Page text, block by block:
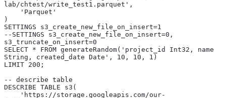
lab/chtest/write_test1.parquet',
    'Parquet'
)
SETTINGS s3_create_new_file_on_insert=1
--SETTINGS s3_create_new_file_on_insert=0,
s3_truncate_on_insert=0
SELECT * FROM generateRandom('project_id Int32, name
String, created_date Date', 10, 10, 1)
LIMIT 200;
-- describe table
DESCRIBE TABLE s3(